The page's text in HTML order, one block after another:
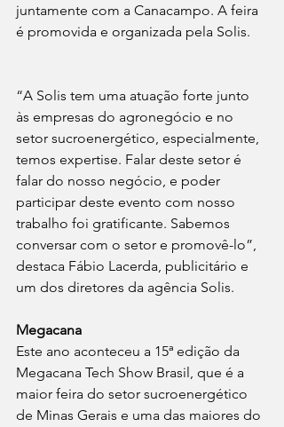
juntamente com a Canacampo. A feira
é promovida e organizada pela Solis.
“A Solis tem uma atuação forte junto
às empresas do agronegócio e no
setor sucroenergético, especialmente,
temos expertise. Falar deste setor é
falar do nosso negócio, e poder
participar deste evento com nosso
trabalho foi gratificante. Sabemos
conversar com o setor e promovê-lo”,
destaca Fábio Lacerda, publicitário e
um dos diretores da agência Solis.
Megacana
Este ano aconteceu a 15ª edição da
Megacana Tech Show Brasil, que é a
maior feira do setor sucroenergético
de Minas Gerais e uma das maiores do